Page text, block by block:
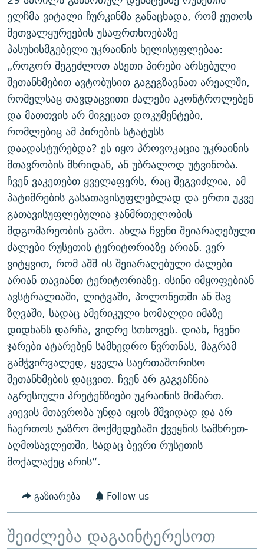
ᲛᲝᲚᲐᲞᲐᲠᲐᲙᲔ ᲢᲔᲥᲡᲢᲔᲑᲘ
ᲨᲘᲜ - ᲣᲪᲮᲝᲔᲗᲨᲘ
ᲚᲘᲢᲔᲠᲐᲢᲣᲠᲣᲚᲘ ᲬᲐᲮᲜᲐᲒᲔᲑᲘ
ᲐᲛᲔᲠᲘᲙᲣᲚᲘ ᲛᲝᲗᲮᲠᲝᲑᲐ
ᲘᲛᲞᲔᲠᲘᲐ ᲓᲐ ᲠᲐᲓᲘᲝ
ᲩᲔᲛᲘ ᲡᲘᲙᲕᲓᲘᲚᲘᲡ ᲛᲘᲖᲔᲖᲘᲐ COVID-19
11 ᲬᲔᲚᲘ - 11 ᲐᲛᲑᲐᲕᲘ
ᲡᲐᲞᲐᲠᲚᲐᲛᲔᲜᲢᲝ ᲐᲠᲩᲔᲕᲜᲔᲑᲘᲡ ᲘᲡᲢᲝᲠᲘᲐ
ᲑᲐᲕᲨᲕᲔᲑᲘ ᲞᲠᲝᲡᲢᲘᲢᲣᲪᲘᲐᲨᲘ - ᲐᲛᲝᲣᲗᲥᲛᲔᲚᲘ ᲐᲛᲑᲐᲕᲘ
5 ᲐᲛᲑᲐᲕᲘ - 20 ᲘᲕᲜᲘᲡᲡ ᲓᲐᲨᲐᲕᲔᲑᲣᲚᲔᲑᲘ
ᲐᲒᲕᲘᲡᲢᲝᲡ ᲝᲛᲘ
ПРИВЕТ ᲙᲣᲚᲢᲣᲠᲐ
ᲒᲐᲛᲝᲘᲬᲔᲠᲔ
რთე/რთ-ის ყველა საიტი
ელჩმა ვიტალი ჩურკინმა განაცხადა, რომ ეუთოს
მეთვალყურეების უსაფრთხოებაზე
პასუხისმგებელი უკრაინის ხელისუფლებაა:
„როგორ შეგეძლოთ ასეთი პირები არსებული
შეთანხმებით ავტობუსით გაგეგზავნათ არეალში,
რომელსაც თავდაცვითი ძალები აკონტროლებენ
და მათთვის არ მიგეცათ დოკუმენტები,
რომლებიც ამ პირების სტატუსს
დაადასტურებდა? ეს იყო პროვოკაცია უკრაინის
მთავრობის მხრიდან, ან უბრალოდ უტვინობა.
ჩვენ ვაკეთებთ ყველაფერს, რაც შეგვიძლია, ამ
პატიმრების გასათავისუფლებლად და ერთი უკვე
გათავისუფლებულია ჯანმრთელობის
მდგომარეობის გამო. ახლა ჩვენი შეიარაღებული
ძალები რუსეთის ტერიტორიაზე არიან. ვერ
ვიტყვით, რომ აშშ-ის შეიარაღებული ძალები
არიან თავიანთ ტერიტორიაზე. ისინი იმყოფებიან
ავსტრალიაში, ლიტვაში, პოლონეთში ან შავ
ზღვაში, სადაც ამერიკული ხომალდი იმაზე
დიდხანს დარჩა, ვიდრე სთხოვეს. დიახ, ჩვენი
ჯარები ატარებენ სამხედრო წვრთნას, მაგრამ
გამჭვირვალედ, ყველა საერთაშორისო
შეთანხმების დაცვით. ჩვენ არ გაგვაჩნია
აგრესიული პრეტენზიები უკრაინის მიმართ.
კიევის მთავრობა უნდა იყოს მშვიდად და არ
ჩაერთოს უაზრო მოქმედებაში ქვეყნის სამხრეთ-
აღმოსავლეთში, სადაც ბევრი რუსეთის
მოქალაქეც არის“.
გაზიარება Follow us
შეიძლება დაგაინტერესოთ